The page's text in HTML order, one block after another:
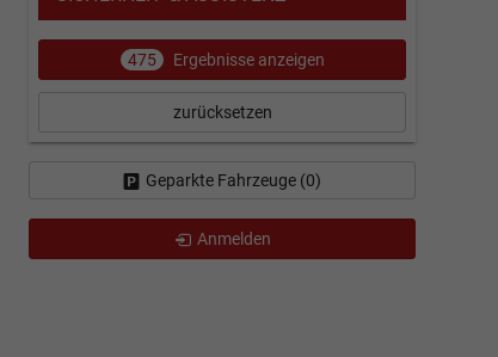
475 Ergebnisse anzeigen
zurücksetzen
Geparkte Fahrzeuge (0)
Anmelden